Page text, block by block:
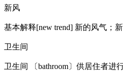
新风
基本解释[new trend] 新的风气；新
卫生间
卫生间 〔bathroom〕供居住者进